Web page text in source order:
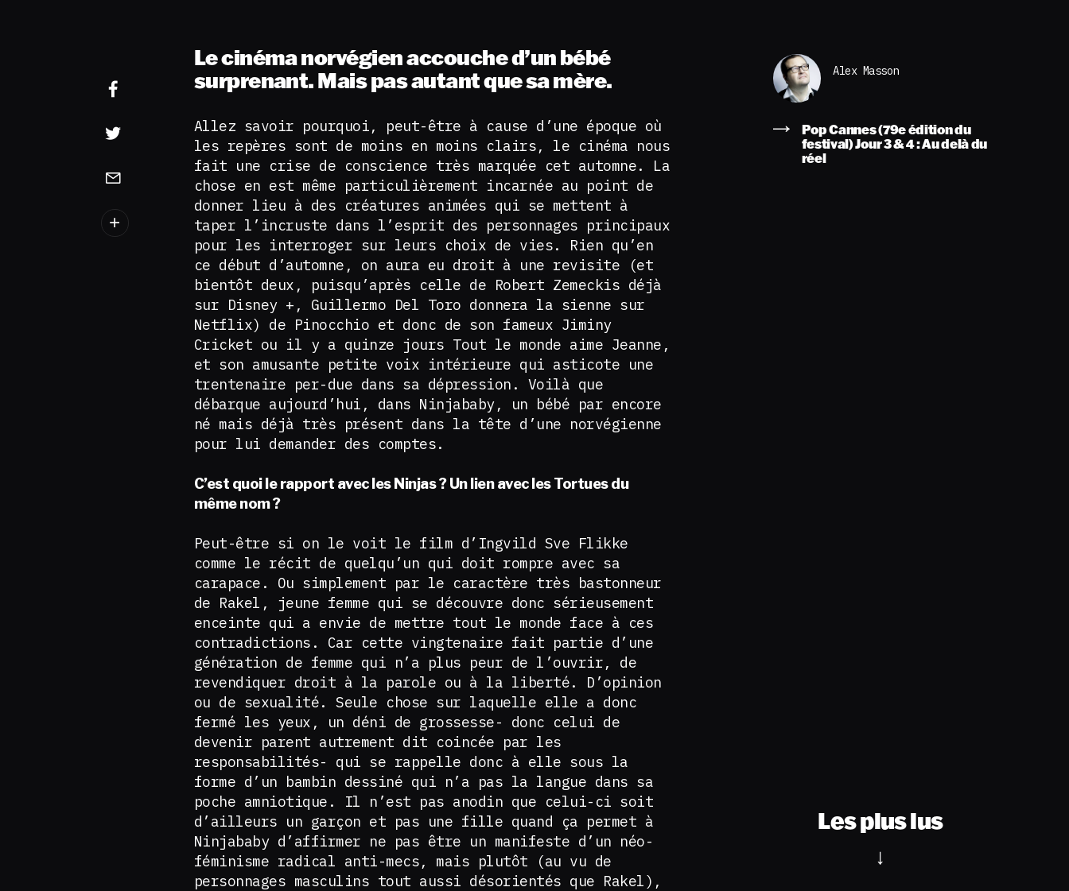
Le cinéma norvégien accouche d’un bébé
surprenant. Mais pas autant que sa mère.
Allez savoir pourquoi, peut-être à cause d’une époque où
les repères sont de moins en moins clairs, le cinéma nous
fait une crise de conscience très marquée cet automne. La
chose en est même particulièrement incarnée au point de
donner lieu à des créatures animées qui se mettent à
taper l’incruste dans l’esprit des personnages principaux
pour les interroger sur leurs choix de vies. Rien qu’en
ce début d’automne, on aura eu droit à une revisite (et
bientôt deux, puisqu’après celle de Robert Zemeckis déjà
sur Disney +, Guillermo Del Toro donnera la sienne sur
Netflix) de Pinocchio et donc de son fameux Jiminy
Cricket ou il y a quinze jours Tout le monde aime Jeanne,
et son amusante petite voix intérieure qui asticote une
trentenaire per-due dans sa dépression. Voilà que
débarque aujourd’hui, dans Ninjababy, un bébé par encore
né mais déjà très présent dans la tête d’une norvégienne
pour lui demander des comptes.
C’est quoi le rapport avec les Ninjas ? Un lien avec les Tortues du
même nom ?
Peut-être si on le voit le film d’Ingvild Sve Flikke
comme le récit de quelqu’un qui doit rompre avec sa
carapace. Ou simplement par le caractère très bastonneur
de Rakel, jeune femme qui se découvre donc sérieusement
enceinte qui a envie de mettre tout le monde face à ces
contradictions. Car cette vingtenaire fait partie d’une
génération de femme qui n’a plus peur de l’ouvrir, de
revendiquer droit à la parole ou à la liberté. D’opinion
ou de sexualité. Seule chose sur laquelle elle a donc
fermé les yeux, un déni de grossesse- donc celui de
devenir parent autrement dit coincée par les
responsabilités- qui se rappelle donc à elle sous la
forme d’un bambin dessiné qui n’a pas la langue dans sa
poche amniotique. Il n’est pas anodin que celui-ci soit
d’ailleurs un garçon et pas une fille quand ça permet à
Ninjababy d’affirmer ne pas être un manifeste d’un néo-
féminisme radical anti-mecs, mais plutôt (au vu de
personnages masculins tout aussi désorientés que Rakel),
Alex Masson
Pop Cannes (79e édition du
festival) Jour 3 & 4 : Au delà du
réel
Les plus lus